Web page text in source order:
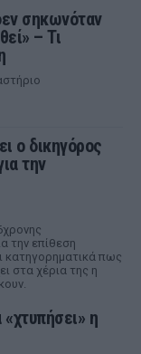
σηκωνόταν
– Τι
ο δικηγόρος
την
την επίθεση
κατηγορηματικά πως
στα χέρια της η
η